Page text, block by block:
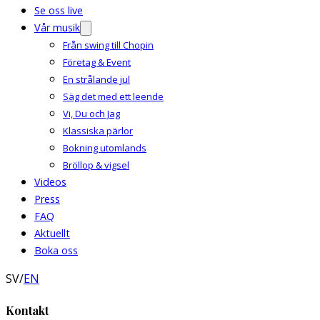
Se oss live
Vår musik
Från swing till Chopin
Företag & Event
En strålande jul
Säg det med ett leende
Vi, Du och Jag
Klassiska pärlor
Bokning utomlands
Bröllop & vigsel
Videos
Press
FAQ
Aktuellt
Boka oss
SV/EN
Kontakt